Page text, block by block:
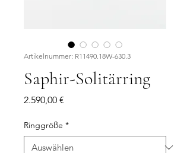
Artikelnummer: R11490.18W-630.3
Saphir-Solitärring
2.590,00 €
Ringgröße *